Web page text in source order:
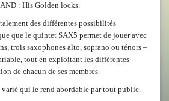
: His Golden locks.
des différentes possibilités
que le quintet SAX5 permet de jouer avec
trois saxophones alto, soprano ou ténors –
tout en exploitant les différentes
de chacun de ses membres.
qui le rend abordable par tout public.